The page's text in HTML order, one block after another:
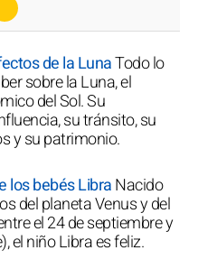
de la LunaTodo lo
sobre la Luna, el
del Sol. Su
su tránsito, su
y su patrimonio.
los bebés LibraNacido
del planeta Venus y del
el 24 de septiembre y
el niño Libra es feliz.